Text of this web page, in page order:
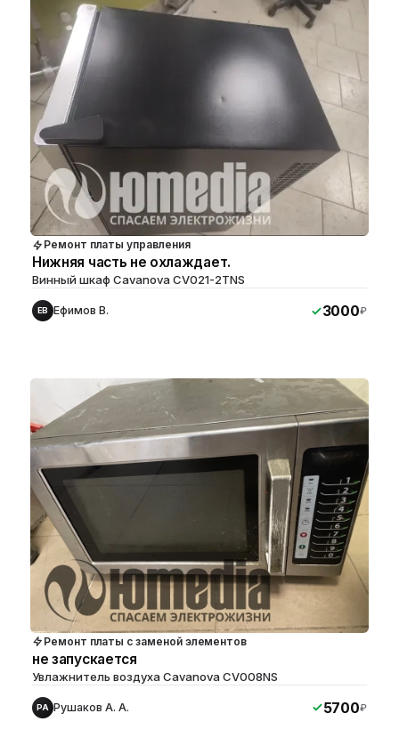
Ремонт платы управления
Нижняя часть не охлаждает.
Винный шкаф Cavanova CV021-2TNS
ЕВ Ефимов В. 3000₽
Ремонт платы с заменой элементов
не запускается
Увлажнитель воздуха Cavanova CV008NS
РА Рушаков А. А. 5700₽